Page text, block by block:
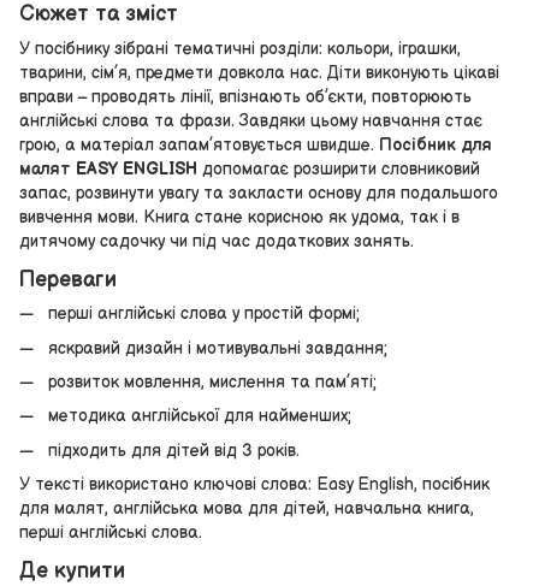
Сюжет та зміст
У посібнику зібрані тематичні розділи: кольори, іграшки,
тварини, сім’я, предмети довкола нас. Діти виконують цікаві
вправи – проводять лінії, впізнають об’єкти, повторюють
англійські слова та фрази. Завдяки цьому навчання стає
грою, а матеріал запам’ятовується швидше. Посібник для
малят EASY ENGLISH допомагає розширити словниковий
запас, розвинути увагу та закласти основу для подальшого
вивчення мови. Книга стане корисною як удома, так і в
дитячому садочку чи під час додаткових занять.
Переваги
перші англійські слова у простій формі;
яскравий дизайн і мотивувальні завдання;
розвиток мовлення, мислення та пам’яті;
методика англійської для найменших;
підходить для дітей від 3 років.
У тексті використано ключові слова: Easy English, посібник
для малят, англійська мова для дітей, навчальна книга,
перші англійські слова.
Де купити